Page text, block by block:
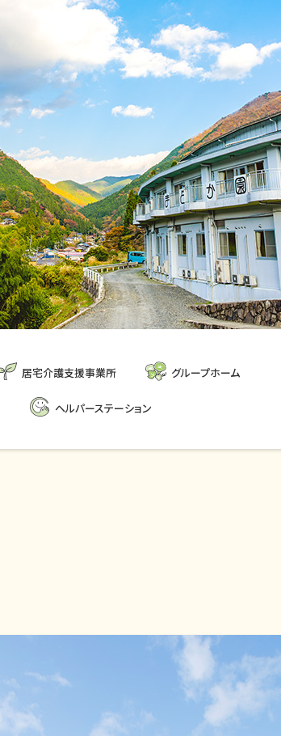
居宅介護支援事業所 グループホーム
ヘルパーステーション